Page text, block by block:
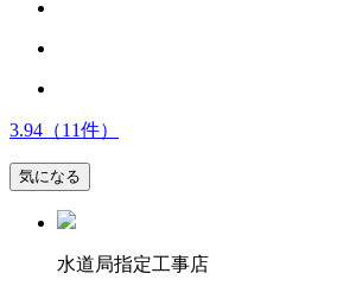
3.94 （11件）
気になる
水道局指定工事店